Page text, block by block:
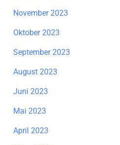
November 2023
Oktober 2023
September 2023
August 2023
Juni 2023
Mai 2023
April 2023